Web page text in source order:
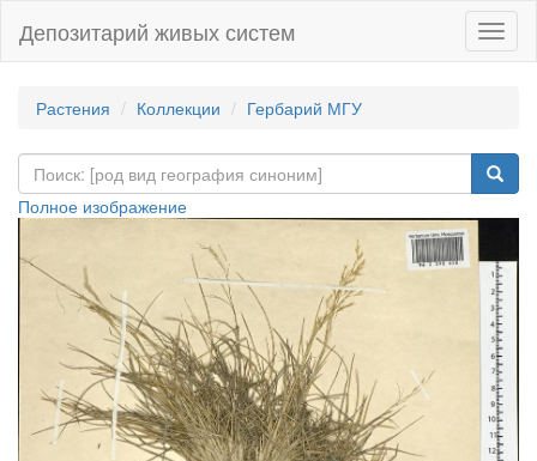
Депозитарий живых систем
Растения Коллекции Гербарий МГУ
Полное изображение